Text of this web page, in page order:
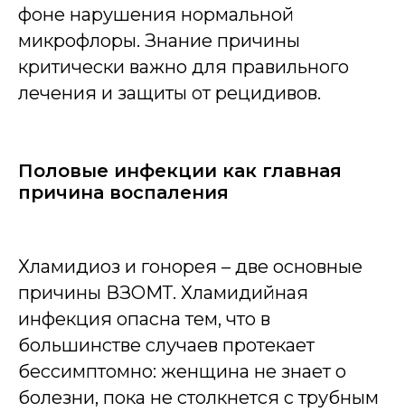
фоне нарушения нормальной
микрофлоры. Знание причины
критически важно для правильного
лечения и защиты от рецидивов.
Половые инфекции как главная
причина воспаления
Хламидиоз и гонорея – две основные
причины ВЗОМТ. Хламидийная
инфекция опасна тем, что в
большинстве случаев протекает
бессимптомно: женщина не знает о
болезни, пока не столкнется с трубным